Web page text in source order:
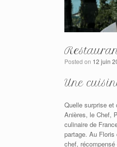
Posted on 12 juin
Une
Quelle surprise et
Anières, le Chef,
culinaire de
partage. Au Floris
chef, récompensé